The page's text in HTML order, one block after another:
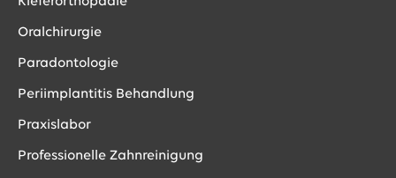
Oralchirurgie
Paradontologie
Periimplantitis Behandlung
Praxislabor
Professionelle Zahnreinigung